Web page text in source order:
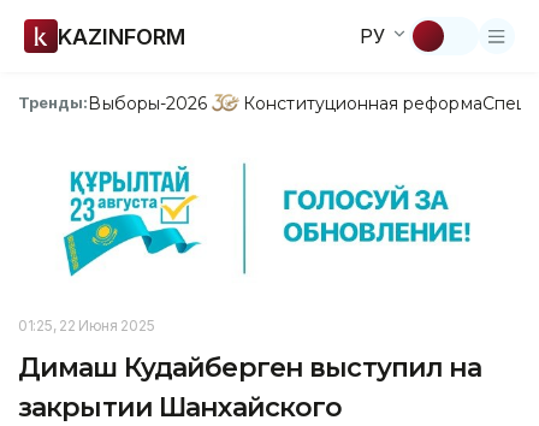
KAZINFORM РУ
Тренды:Выборы-2026 Конституционная реформа
01:25, 22 Июня 2025
Димаш Кудайберген выступил на
закрытии Шанхайского